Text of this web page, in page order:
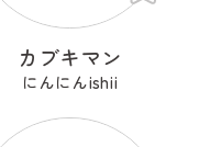
カブキマン
にんにんishii